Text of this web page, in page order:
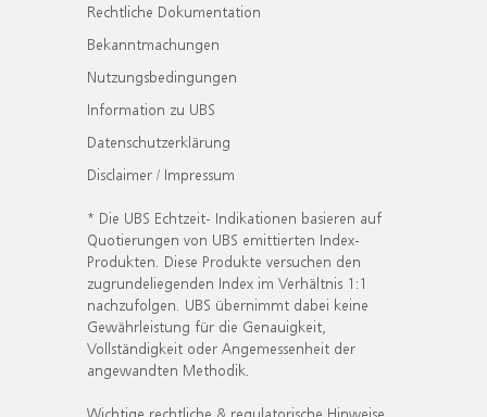
Rechtliche Dokumentation
Bekanntmachungen
Nutzungsbedingungen
Information zu UBS
Datenschutzerklärung
Disclaimer / Impressum
* Die UBS Echtzeit- Indikationen basieren auf
Quotierungen von UBS emittierten Index-
Produkten. Diese Produkte versuchen den
zugrundeliegenden Index im Verhältnis 1:1
nachzufolgen. UBS übernimmt dabei keine
Gewährleistung für die Genauigkeit,
Vollständigkeit oder Angemessenheit der
angewandten Methodik.